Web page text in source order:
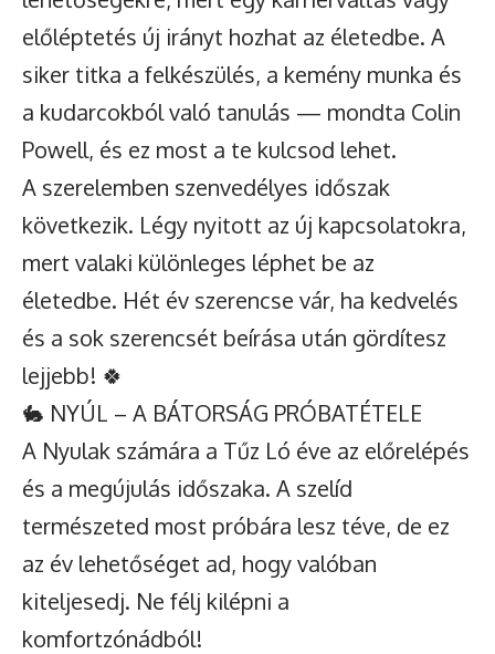
előléptetés új irányt hozhat az életedbe. A
siker titka a felkészülés, a kemény munka és
a kudarcokból való tanulás — mondta Colin
Powell, és ez most a te kulcsod lehet.
A szerelemben szenvedélyes időszak
következik. Légy nyitott az új kapcsolatokra,
mert valaki különleges léphet be az
életedbe. Hét év szerencse vár, ha kedvelés
és a sok szerencsét beírása után gördítesz
lejjebb! 🍀
🐇 NYÚL – A BÁTORSÁG PRÓBATÉTELE
A Nyulak számára a Tűz Ló éve az előrelépés
és a megújulás időszaka. A szelíd
természeted most próbára lesz téve, de ez
az év lehetőséget ad, hogy valóban
kiteljesedj. Ne félj kilépni a
komfortzónádból!